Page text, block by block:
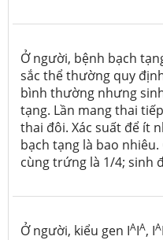
Ở người, bệnh bạch
sắc thể thường quy
bình thường nhưng
tạng. Lần mang thai
thai đôi. Xác suất để ít
bạch tạng là bao
cùng trứng là 1/4; sinh
Ở người, kiểu gen IAIA, IAI